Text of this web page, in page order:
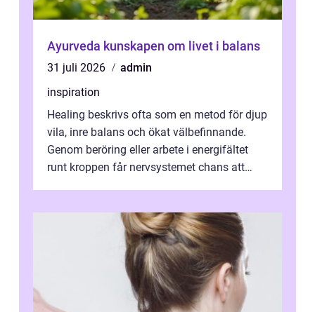
Ayurveda kunskapen om livet i balans
31 juli 2026
admin
inspiration
Healing beskrivs ofta som en metod för djup
vila, inre balans och ökat välbefinnande.
Genom beröring eller arbete i energifältet
runt kroppen får nervsystemet chans att